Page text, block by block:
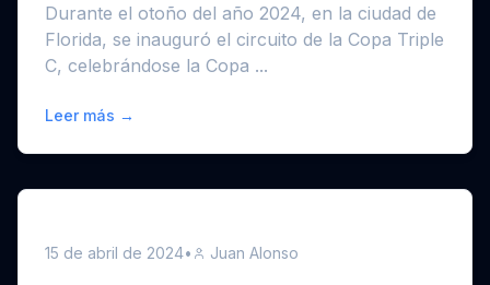
Durante el otoño del año 2024, en la ciudad de
Florida, se inauguró el circuito de la Copa Triple
C, celebrándose la Copa ...
Leer más →
15 de abril de 2024• Juan Alonso